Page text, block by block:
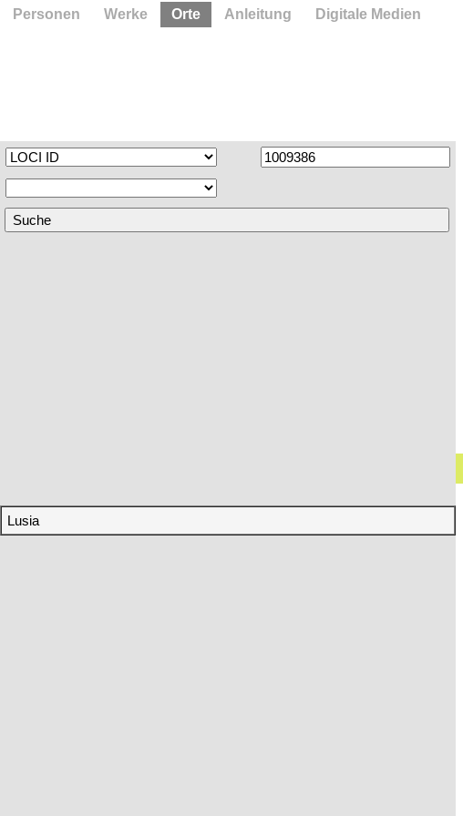
Lusia
Personen Werke Orte Anleitung Digitale Medien